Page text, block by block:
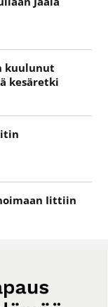
kuulunut
kesäretki
Iittiin